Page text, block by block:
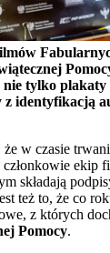
tylko plakaty
z identyfikacją
że w czasie
ekip
składają
też to, że co
z których
Pomocy.